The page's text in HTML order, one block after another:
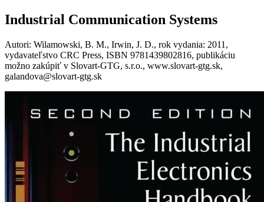
Industrial Communication Systems
Autori: Wilamowski, B. M., Irwin, J. D., rok vydania: 2011,
vydavateľstvo CRC Press, ISBN 9781439802816, publikáciu
možno zakúpiť v Slovart-GTG, s.r.o., www.slovart-gtg.sk,
galandova@slovart-gtg.sk